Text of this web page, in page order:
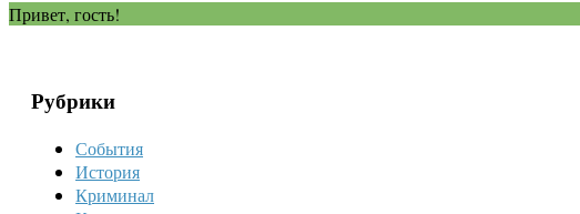
Привет, гость!
Рубрики
События
История
Криминал